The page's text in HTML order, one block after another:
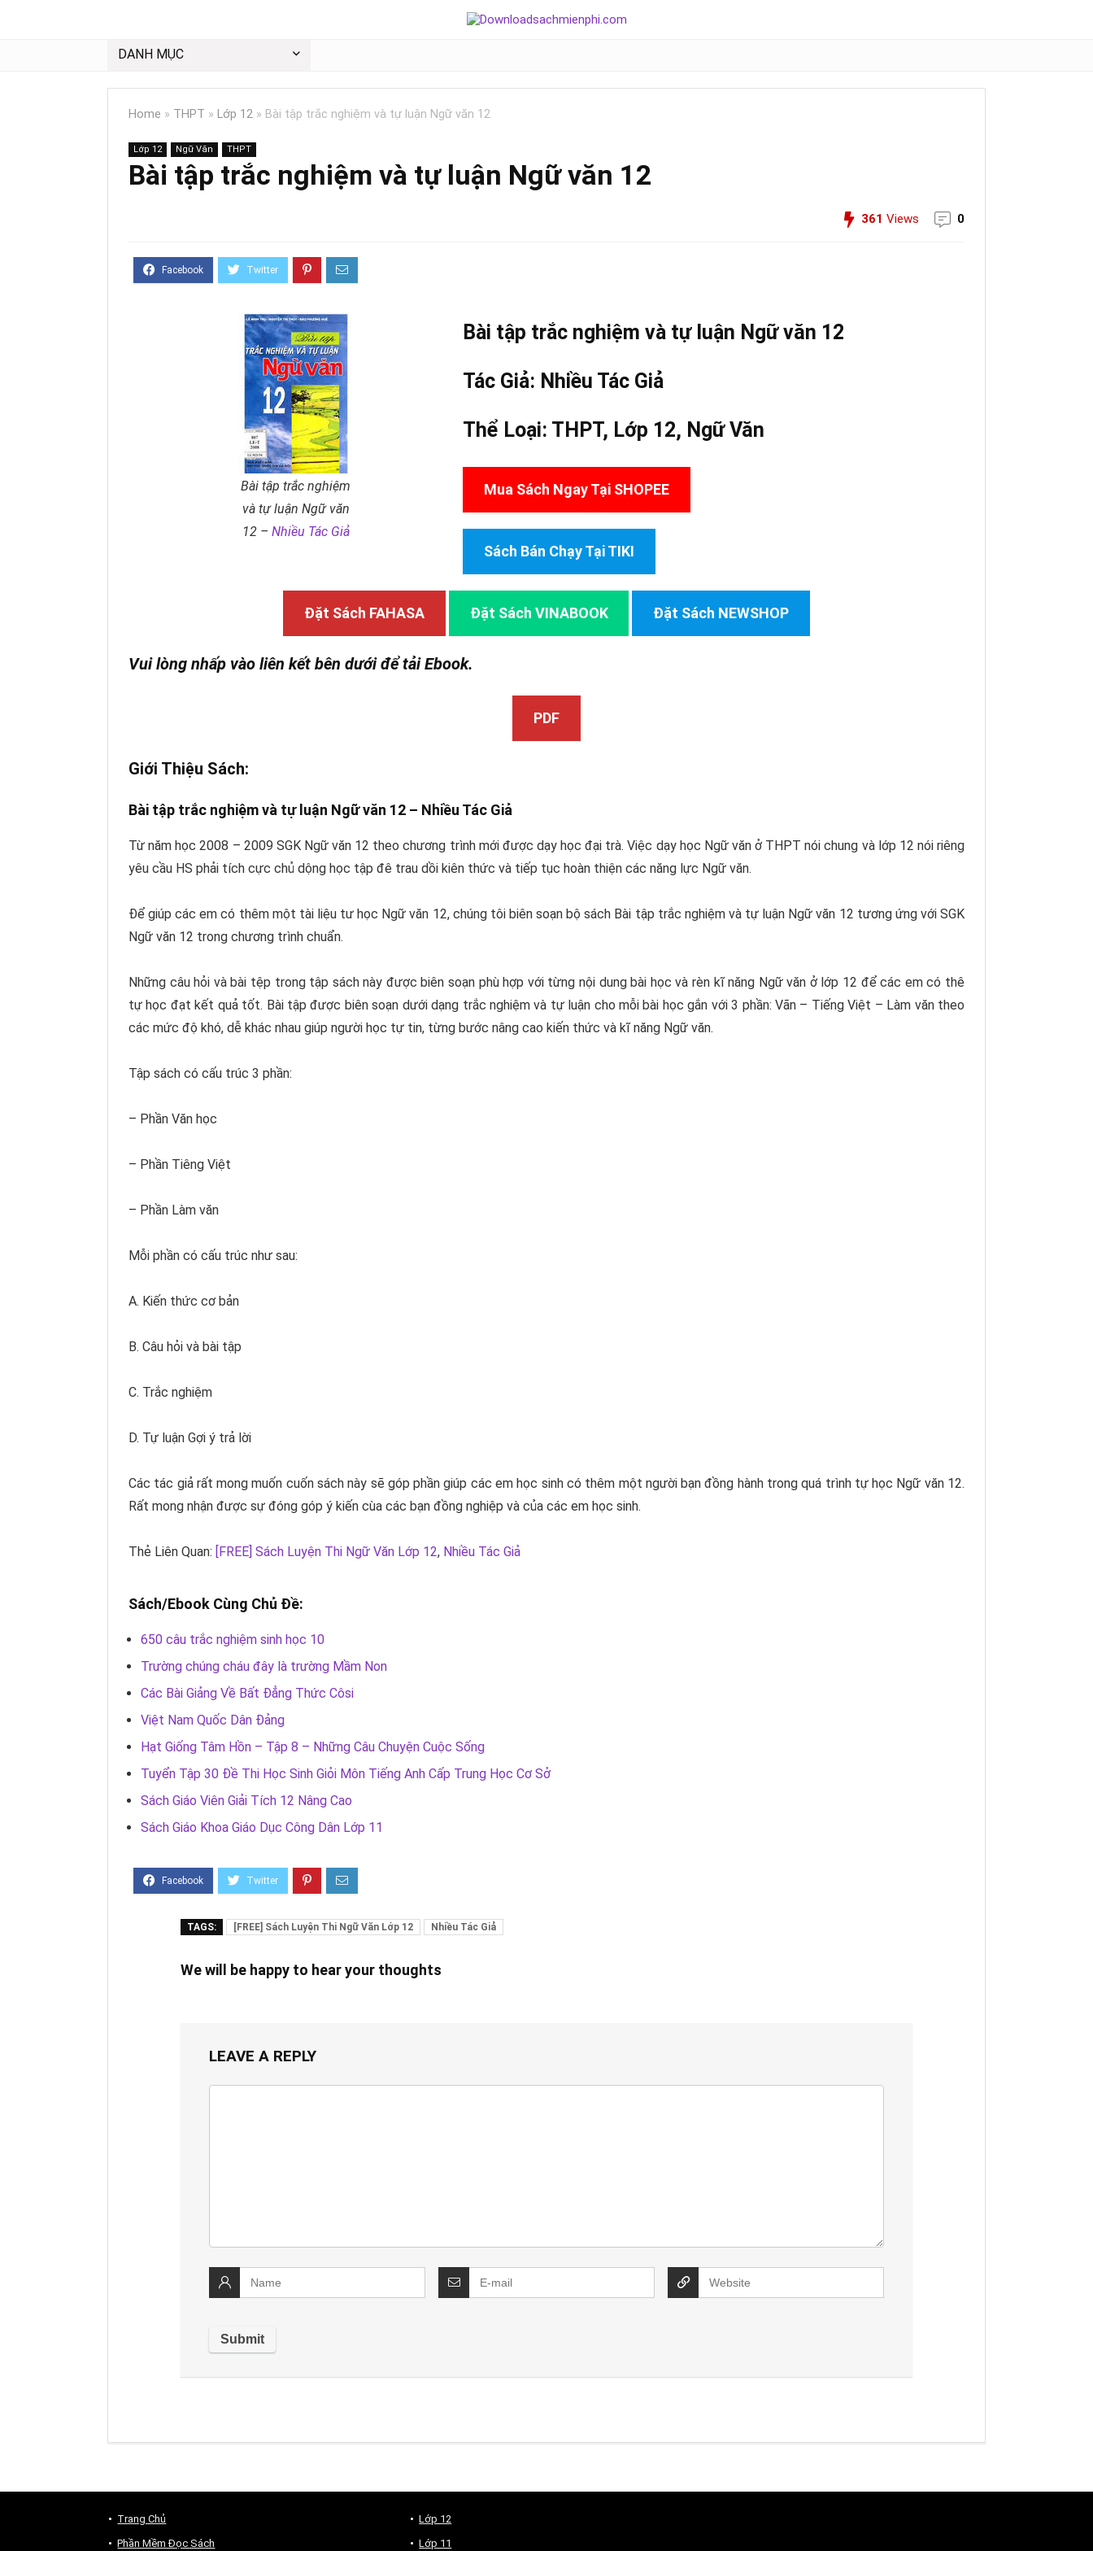
DANH MỤC
Home » THPT » Lớp 12 » Bài tập trắc nghiệm và tự luận Ngữ văn 12
Lớp 12 Ngữ Văn THPT
Bài tập trắc nghiệm và tự luận Ngữ văn 12
361 Views 0
Bài tập trắc nghiệm
và tự luận Ngữ văn
12 – Nhiều Tác Giả
Bài tập trắc nghiệm và tự luận Ngữ văn 12
Tác Giả: Nhiều Tác Giả
Thể Loại: THPT, Lớp 12, Ngữ Văn
Mua Sách Ngay Tại SHOPEE
Sách Bán Chạy Tại TIKI
Đặt Sách FAHASA Đặt Sách VINABOOK Đặt Sách NEWSHOP
Vui lòng nhấp vào liên kết bên dưới để tải Ebook.
PDF
Giới Thiệu Sách:
Bài tập trắc nghiệm và tự luận Ngữ văn 12 – Nhiều Tác Giả
Từ năm học 2008 – 2009 SGK Ngữ văn 12 theo chương trình mới được dạy học đại trà. Việc dạy học Ngữ văn ở THPT nói chung và lớp 12 nói riêng
yêu cầu HS phải tích cực chủ dộng học tập đê trau dồi kiên thức và tiếp tục hoàn thiện các năng lực Ngữ văn.
Để giúp các em có thêm một tài liệu tư học Ngữ văn 12, chúng tôi biên soạn bộ sách Bài tập trắc nghiệm và tự luận Ngữ văn 12 tương ứng với SGK
Ngữ văn 12 trong chương trình chuẩn.
Những câu hỏi và bài tệp trong tập sách này được biên soạn phù hợp với từng nội dung bài học và rèn kĩ năng Ngữ văn ở lớp 12 để các em có thê
tự học đạt kết quả tốt. Bài tập được biên soạn dưới dạng trắc nghiệm và tự luận cho mỗi bài học gắn với 3 phần: Vãn – Tiếng Việt – Làm văn theo
các mức độ khó, dễ khác nhau giúp người học tự tin, từng bước nâng cao kiến thức và kĩ năng Ngữ văn.
Tập sách có cấu trúc 3 phần:
– Phần Văn học
– Phần Tiêng Việt
– Phần Làm văn
Mỗi phần có cấu trúc như sau:
A. Kiến thức cơ bản
B. Câu hỏi và bài tập
C. Trắc nghiệm
D. Tự luận Gợi ý trả lời
Các tác giả rất mong muốn cuốn sách này sẽ góp phần giúp các em học sinh có thêm một người bạn đồng hành trong quá trình tự học Ngữ văn 12.
Rất mong nhận được sự đóng góp ý kiến cùa các bạn đồng nghiệp và của các em học sinh.
Thẻ Liên Quan: [FREE] Sách Luyện Thi Ngữ Văn Lớp 12, Nhiều Tác Giả
Sách/Ebook Cùng Chủ Đề:
650 câu trắc nghiệm sinh học 10
Trường chúng cháu đây là trường Mầm Non
Các Bài Giảng Về Bất Đẳng Thức Côsi
Việt Nam Quốc Dân Đảng
Hạt Giống Tâm Hồn – Tập 8 – Những Câu Chuyện Cuộc Sống
Tuyển Tập 30 Đề Thi Học Sinh Giỏi Môn Tiếng Anh Cấp Trung Học Cơ Sở
Sách Giáo Viên Giải Tích 12 Nâng Cao
Sách Giáo Khoa Giáo Dục Công Dân Lớp 11
TAGS: [FREE] Sách Luyện Thi Ngữ Văn Lớp 12 Nhiều Tác Giả
We will be happy to hear your thoughts
LEAVE A REPLY
Trang Chủ
Phần Mềm Đọc Sách
Lớp 12
Lớp 11